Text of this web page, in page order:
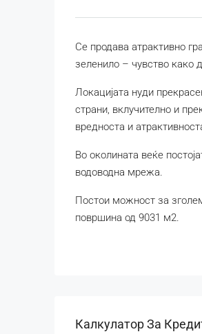
Се продава атрактивно
зеленило – чувство како
Локацијата нуди
страни, вклучително и
вредноста и
Во околината веќе
водоводна мрежа.
Постои можност за
површина од 9031 м2.
Калкулатор За